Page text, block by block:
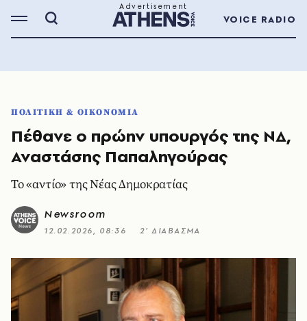
VOICE RADIO
ΠΟΛΙΤΙΚΗ & ΟΙΚΟΝΟΜΙΑ
Πέθανε ο πρώην υπουργός της ΝΔ,
Αναστάσης Παπαληγούρας
Το «αντίο» της Νέας Δημοκρατίας
Newsroom
12.02.2026, 08:36 2’ ΔΙΑΒΑΣΜΑ